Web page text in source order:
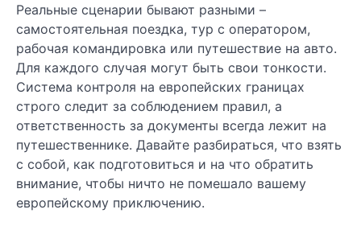
Реальные сценарии бывают разными –
самостоятельная поездка, тур с оператором,
рабочая командировка или путешествие на авто.
Для каждого случая могут быть свои тонкости.
Система контроля на европейских границах
строго следит за соблюдением правил, а
ответственность за документы всегда лежит на
путешественнике. Давайте разбираться, что взять
с собой, как подготовиться и на что обратить
внимание, чтобы ничто не помешало вашему
европейскому приключению.